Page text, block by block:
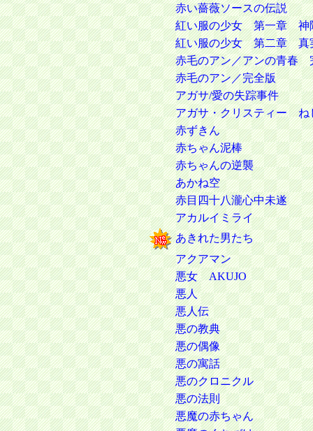
赤い薔薇ソースの伝説
紅い服の少女 第一章 神
紅い服の少女 第二章 真
赤毛のアン／アンの青春
赤毛のアン／完全版
アガサ/愛の失踪事件
アガサ・クリスティー ね
赤ずきん
赤ちゃん泥棒
赤ちゃんの逆襲
あかね空
赤目四十八瀧心中未遂
アカルイミライ
あきれた男たち
アクアマン
悪女 AKUJO
悪人
悪人伝
悪の教典
悪の偶像
悪の寓話
悪のクロニクル
悪の法則
悪魔の赤ちゃん